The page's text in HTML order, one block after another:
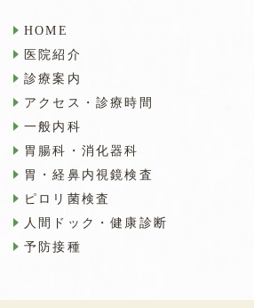
HOME
医院紹介
診療案内
アクセス・診療時間
一般内科
胃腸科・消化器科
胃・経鼻内視鏡検査
ピロリ菌検査
人間ドック・健康診断
予防接種